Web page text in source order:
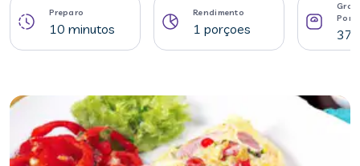
Preparo
10 minutos
Rendimento
1 porçoes